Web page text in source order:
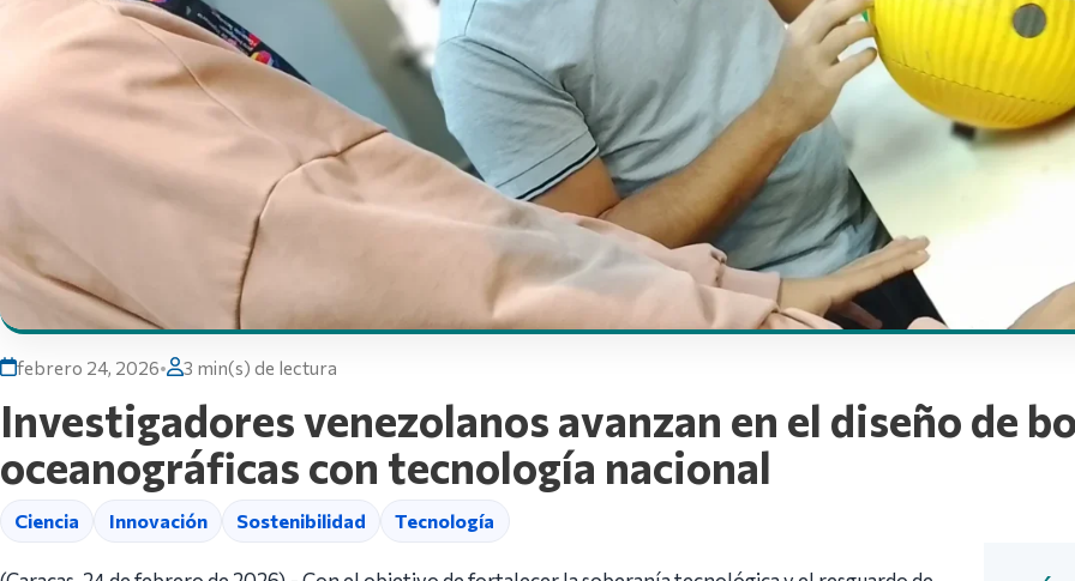
febrero 24, 2026• 3 min(s) de lectura
Investigadores venezolanos avanzan en el diseño de
oceanográficas con tecnología nacional
Ciencia Innovación Sostenibilidad Tecnología